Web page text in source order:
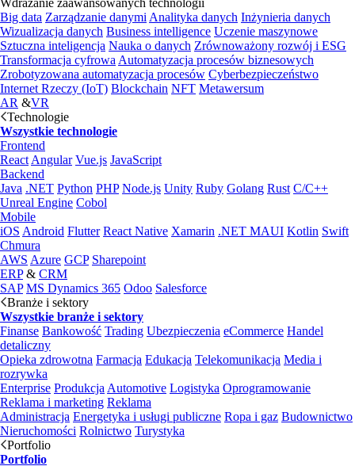
Wdrażanie zaawansowanych technologii
Big data Zarządzanie danymi Analityka danych Inżynieria danych
Wizualizacja danych Business intelligence Uczenie maszynowe
Sztuczna inteligencja Nauka o danych Zrównoważony rozwój i ESG
Transformacja cyfrowa Automatyzacja procesów biznesowych
Zrobotyzowana automatyzacja procesów Cyberbezpieczeństwo
Internet Rzeczy (IoT) Blockchain NFT Metawersum
AR &VR
Technologie
Wszystkie technologie
Frontend
React Angular Vue.js JavaScript
Backend
Java .NET Python PHP Node.js Unity Ruby Golang Rust C/C++
Unreal Engine Cobol
Mobile
iOS Android Flutter React Native Xamarin .NET MAUI Kotlin Swift
Chmura
AWS Azure GCP Sharepoint
ERP& CRM
SAP MS Dynamics 365 Odoo Salesforce
Branże i sektory
Wszystkie branże i sektory
Finanse Bankowość Trading Ubezpieczenia eCommerce Handel
detaliczny
Opieka zdrowotna Farmacja Edukacja Telekomunikacja Media i
rozrywka
Enterprise Produkcja Automotive Logistyka Oprogramowanie
Reklama i marketing Reklama
Administracja Energetyka i usługi publiczne Ropa i gaz Budownictwo
Nieruchomości Rolnictwo Turystyka
Portfolio
Portfolio